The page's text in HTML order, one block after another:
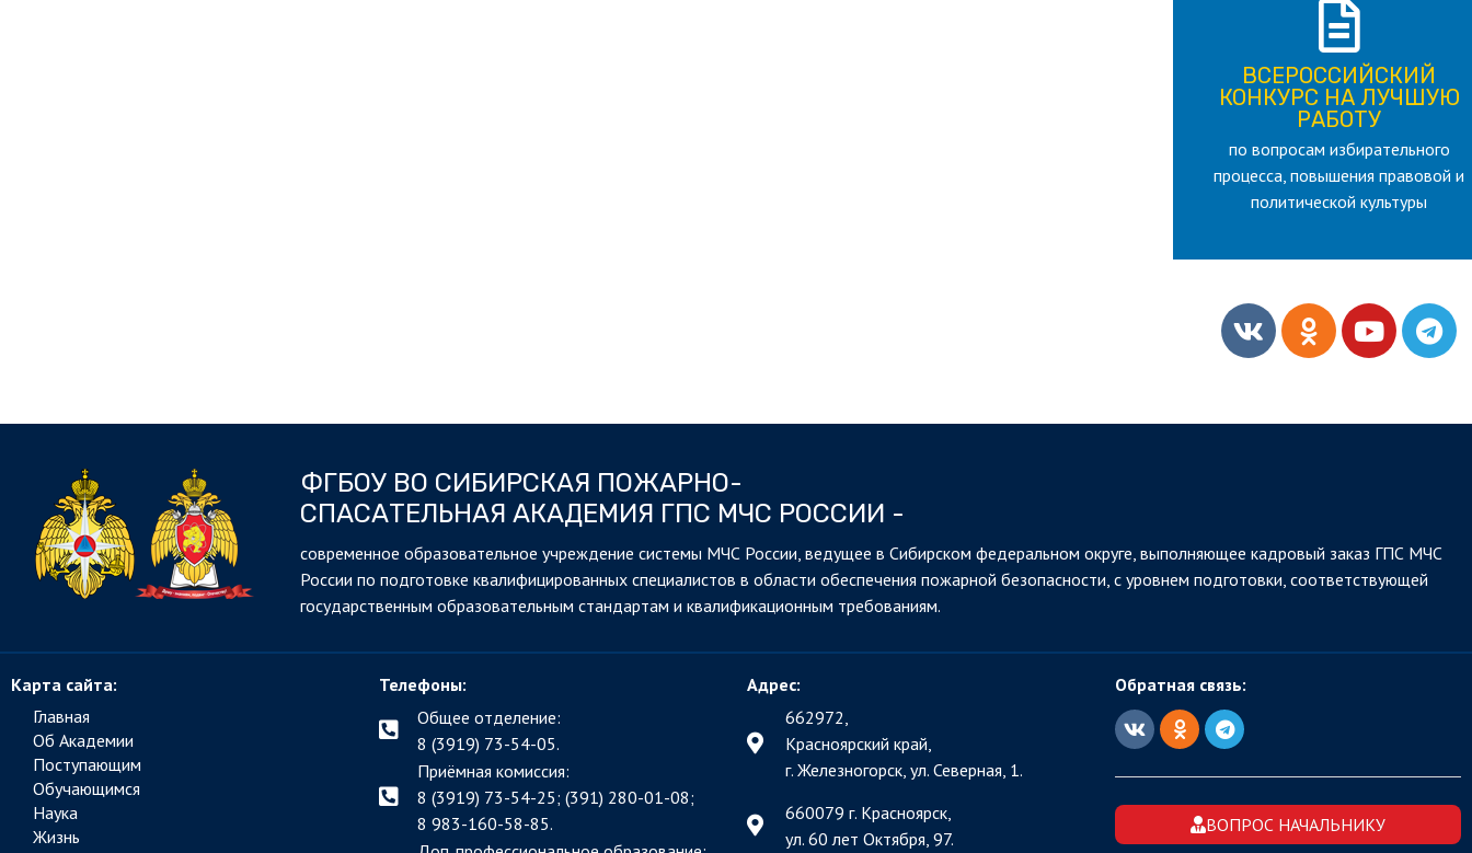
ВСЕРОССИЙСКИЙ
КОНКУРС НА ЛУЧШУЮ
РАБОТУ
по вопросам избирательного
процесса, повышения правовой и
политической культуры
ВСЕРОССИЙСКИЙ
КОНКУРС НА ЛУЧШУЮ
РАБОТУ
для лица старше 18 и моложе 35
лет
ПОДРОБНЕЕ
ФГБОУ ВО СИБИРСКАЯ ПОЖАРНО-
СПАСАТЕЛЬНАЯ АКАДЕМИЯ ГПС МЧС РОССИИ -
cовременное образовательное учреждение системы МЧС России, ведущее в Сибирском федеральном округе, выполняющее кадровый заказ ГПС МЧС
России по подготовке квалифицированных специалистов в области обеспечения пожарной безопасности, с уровнем подготовки, соответствующей
государственным образовательным стандартам и квалификационным требованиям.
Карта сайта:
Главная
Об Академии
Поступающим
Обучающимся
Наука
Жизнь
Телефоны:
Общее отделение:
8 (3919) 73-54-05.
Приёмная комиссия:
8 (3919) 73-54-25; (391) 280-01-08;
8 983-160-58-85.
Адрес:
662972,
Красноярский край,
г. Железногорск, ул. Северная, 1.
660079 г. Красноярск,
ул. 60 лет Октября, 97.
Обратная связь:
ВОПРОС НАЧАЛЬНИКУ